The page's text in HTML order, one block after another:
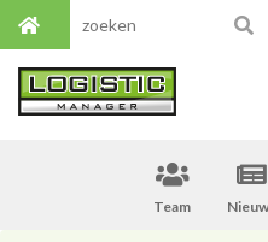
Team